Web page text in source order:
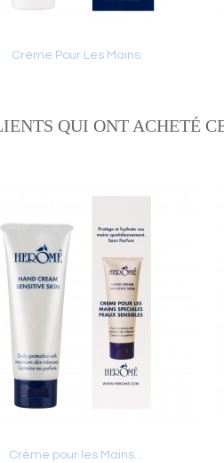
Ajouter au panier
Crème Pour Les Mains
QUI ONT ACHETÉ
Ajouter au panier
Crème pour les Mains...